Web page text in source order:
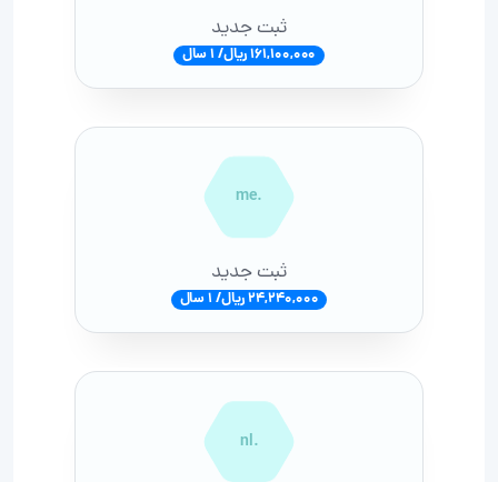
ثبت جدید
161,100,000 ریال/ 1 سال
.me
ثبت جدید
24,240,000 ریال/ 1 سال
.nl